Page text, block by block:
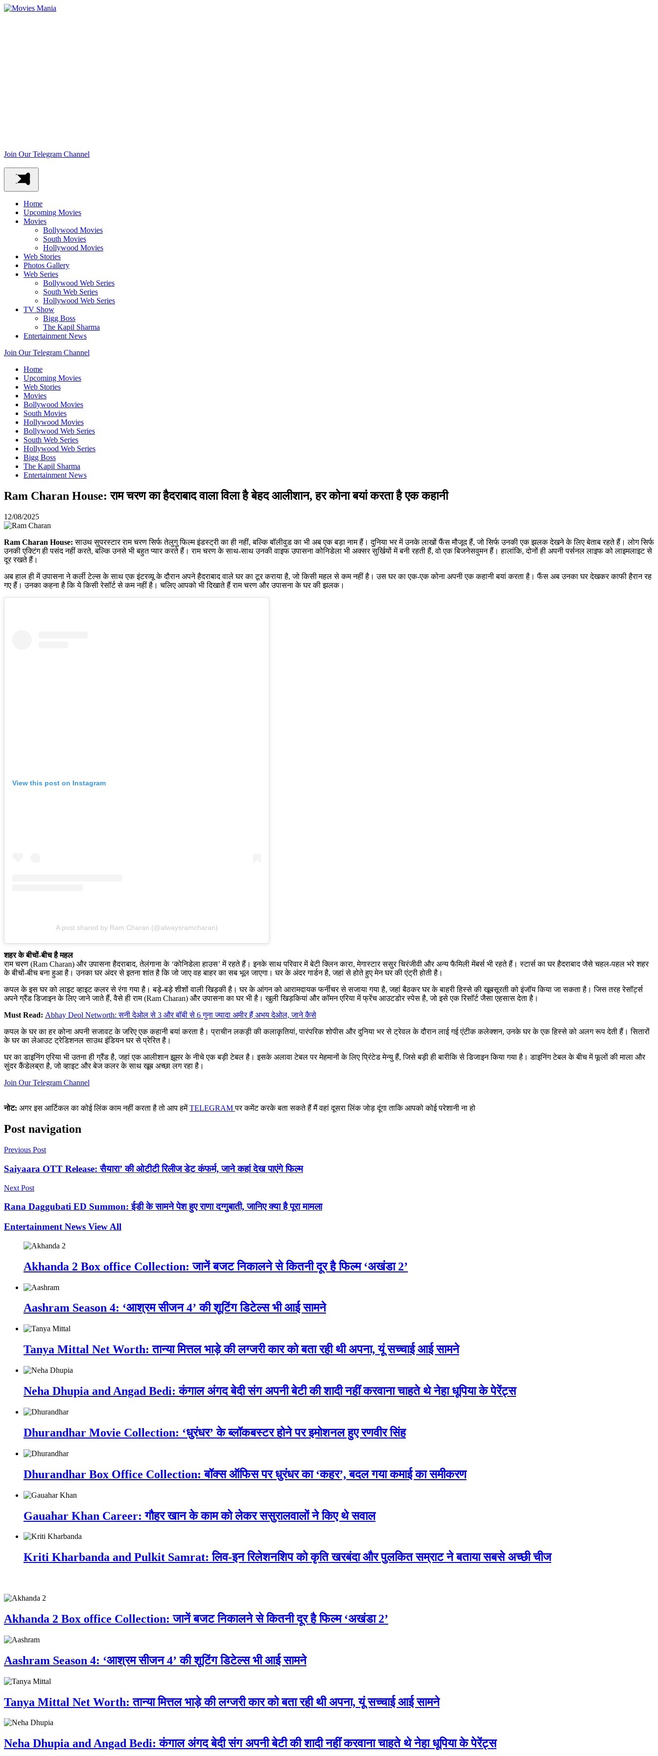
Join Our Telegram Channel
Home
Upcoming Movies
Movies
Bollywood Movies
South Movies
Hollywood Movies
Web Stories
Photos Gallery
Web Series
Bollywood Web Series
South Web Series
Hollywood Web Series
TV Show
Bigg Boss
The Kapil Sharma
Entertainment News
Join Our Telegram Channel
Home
Upcoming Movies
Web Stories
Movies
Bollywood Movies
South Movies
Hollywood Movies
Bollywood Web Series
South Web Series
Hollywood Web Series
Bigg Boss
The Kapil Sharma
Entertainment News
Ram Charan House: राम चरण का हैदराबाद वाला विला है बेहद आलीशान, हर कोना बयां करता है एक कहानी
12/08/2025
Ram Charan House: साउथ सुपरस्टार राम चरण सिर्फ तेलुगु फिल्म इंडस्ट्री का ही नहीं, बल्कि बॉलीवुड का भी अब एक बड़ा नाम हैं। दुनिया भर में उनके लाखों फैंस मौजूद हैं, जो सिर्फ उनकी एक झलक देखने के लिए बेताब रहते हैं। लोग सिर्फ
उनकी एक्टिंग ही पसंद नहीं करते, बल्कि उनसे भी बहुत प्यार करते हैं। राम चरण के साथ-साथ उनकी वाइफ उपासना कोनिडेला भी अक्सर सुर्खियों में बनी रहती हैं, वो एक बिजनेसवुमन हैं। हालांकि, दोनों ही अपनी पर्सनल लाइफ को लाइमलाइट से
दूर रखते हैं।
अब हाल ही में उपासना ने कर्ली टेल्स के साथ एक इंटरव्यू के दौरान अपने हैदराबाद वाले घर का टूर कराया है, जो किसी महल से कम नहीं है। उस घर का एक-एक कोना अपनी एक कहानी बयां करता है। फैंस अब उनका घर देखकर काफी हैरान रह
गए हैं। उनका कहना है कि ये किसी रेसॉर्ट से कम नहीं है। चलिए आपको भी दिखाते हैं राम चरण और उपासना के घर की झलक।
View this post on Instagram
A post shared by Ram Charan (@alwaysramcharan)
शहर के बीचों-बीच है महल
राम चरण (Ram Charan) और उपासना हैदराबाद, तेलंगाना के ‘कोनिडेला हाउस’ में रहते हैं। इनके साथ परिवार में बेटी क्लिन कारा, मेगास्टार ससुर चिरंजीवी और अन्य फैमिली मेंबर्स भी रहते हैं। स्टार्स का घर हैदराबाद जैसे चहल-पहल भरे शहर
के बीचों-बीच बना हुआ है। उनका घर अंदर से इतना शांत है कि जो जाए वह बाहर का सब भूल जाएगा। घर के अंदर गार्डन है, जहां से होते हुए मेन घर की एंट्री होती है।
कपल के इस घर को लाइट व्हाइट कलर से रंगा गया है। बड़े-बड़े शीशों वाली खिड़की है। घर के आंगन को आरामदायक फर्नीचर से सजाया गया है, जहां बैठकर घर के बाहरी हिस्से की खूबसूरती को इंजॉय किया जा सकता है। जिस तरह रेसॉर्ट्स
अपने ग्रैंड डिजाइन के लिए जाने जाते हैं, वैसे ही राम (Ram Charan) और उपासना का घर भी है। खुली खिड़कियां और कॉमन एरिया में फ्रेंच आउटडोर स्पेस है, जो इसे एक रिसॉर्ट जैसा एहसास देता है।
Must Read: Abhay Deol Networth: सनी देओल से 3 और बॉबी से 6 गुना ज्यादा अमीर हैं अभय देओल, जाने कैसे
कपल के घर का हर कोना अपनी सजावट के जरिए एक कहानी बयां करता है। प्राचीन लकड़ी की कलाकृतियां, पारंपरिक शोपीस और दुनिया भर से ट्रेवल के दौरान लाई गई एंटीक कलेक्शन, उनके घर के एक हिस्से को अलग रूप देती हैं। सितारों
के घर का लेआउट ट्रेडिशनल साउथ इंडियन घर से प्रेरित है।
घर का डाइनिंग एरिया भी उतना ही ग्रैंड है, जहां एक आलीशान झूमर के नीचे एक बड़ी टेबल है। इसके अलावा टेबल पर मेहमानों के लिए प्रिंटेड मेन्यु हैं, जिसे बड़ी ही बारीकि से डिजाइन किया गया है। डाइनिंग टेबल के बीच में फूलों की माला और
सुंदर कैंडेलब्रा है, जो व्हाइट और बेज कलर के साथ खूब अच्छा लग रहा है।
Join Our Telegram Channel
नोट: अगर इस आर्टिकल का कोई लिंक काम नहीं करता है तो आप हमेंTELEGRAMपर कमेंट करके बता सकते हैं मैं वहां दूसरा लिंक जोड़ दूंगा ताकि आपको कोई परेशानी ना हो
Post navigation
Previous Post
Saiyaara OTT Release: सैयारा’ की ओटीटी रिलीज डेट कंफर्म, जाने कहां देख पाएंगे फिल्म
Next Post
Rana Daggubati ED Summon: ईडी के सामने पेश हुए राणा दग्गुबाती, जानिए क्या है पूरा मामला
Entertainment News View All
Akhanda 2 Box office Collection: जानें बजट निकालने से कितनी दूर है फिल्म ‘अखंडा 2’
Aashram Season 4: ‘आश्रम सीजन 4’ की शूटिंग डिटेल्स भी आई सामने
Tanya Mittal Net Worth: तान्या मित्तल भाड़े की लग्जरी कार को बता रही थी अपना, यूं सच्चाई आई सामने
Neha Dhupia and Angad Bedi: कंगाल अंगद बेदी संग अपनी बेटी की शादी नहीं करवाना चाहते थे नेहा धूपिया के पेरेंट्स
Dhurandhar Movie Collection: ‘धुरंधर’ के ब्लॉकबस्टर होने पर इमोशनल हुए रणवीर सिंह
Dhurandhar Box Office Collection: बॉक्स ऑफिस पर धुरंधर का ‘कहर’, बदल गया कमाई का समीकरण
Gauahar Khan Career: गौहर खान के काम को लेकर ससुरालवालों ने किए थे सवाल
Kriti Kharbanda and Pulkit Samrat: लिव-इन रिलेशनशिप को कृति खरबंदा और पुलकित सम्राट ने बताया सबसे अच्छी चीज
Akhanda 2 Box office Collection: जानें बजट निकालने से कितनी दूर है फिल्म ‘अखंडा 2’
Aashram Season 4: ‘आश्रम सीजन 4’ की शूटिंग डिटेल्स भी आई सामने
Tanya Mittal Net Worth: तान्या मित्तल भाड़े की लग्जरी कार को बता रही थी अपना, यूं सच्चाई आई सामने
Neha Dhupia and Angad Bedi: कंगाल अंगद बेदी संग अपनी बेटी की शादी नहीं करवाना चाहते थे नेहा धूपिया के पेरेंट्स